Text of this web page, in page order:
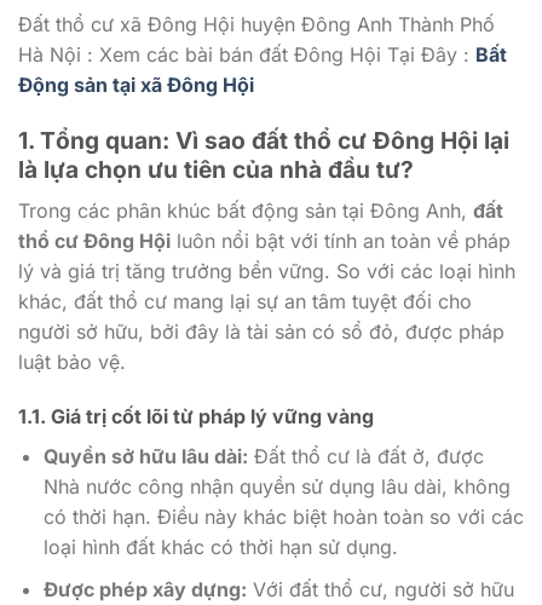
Đất thổ cư xã Đông Hội huyện Đông Anh Thành Phố
Hà Nội : Xem các bài bán đất Đông Hội Tại Đây : Bất
Động sản tại xã Đông Hội
1. Tổng quan: Vì sao đất thổ cư Đông Hội lại
là lựa chọn ưu tiên của nhà đầu tư?
Trong các phân khúc bất động sản tại Đông Anh, đất
thổ cư Đông Hội luôn nổi bật với tính an toàn về pháp
lý và giá trị tăng trưởng bền vững. So với các loại hình
khác, đất thổ cư mang lại sự an tâm tuyệt đối cho
người sở hữu, bởi đây là tài sản có sổ đỏ, được pháp
luật bảo vệ.
1.1. Giá trị cốt lõi từ pháp lý vững vàng
Quyền sở hữu lâu dài: Đất thổ cư là đất ở, được
Nhà nước công nhận quyền sử dụng lâu dài, không
có thời hạn. Điều này khác biệt hoàn toàn so với các
loại hình đất khác có thời hạn sử dụng.
Được phép xây dựng: Với đất thổ cư, người sở hữu